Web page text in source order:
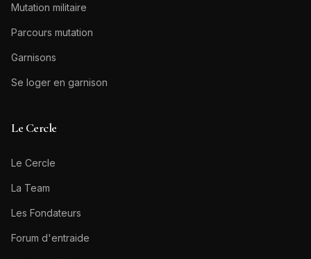
Mutation militaire
Parcours mutation
Garnisons
Se loger en garnison
Le Cercle
Le Cercle
La Team
Les Fondateurs
Forum d'entraide